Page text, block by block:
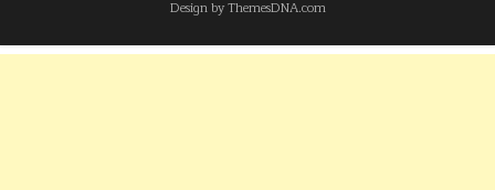
Design by ThemesDNA.com